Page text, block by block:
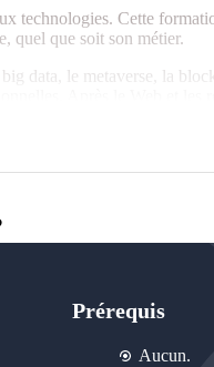
technologies. Cette
quel que soit son métier.
data, le metaverse, la
Prérequis
Aucun.